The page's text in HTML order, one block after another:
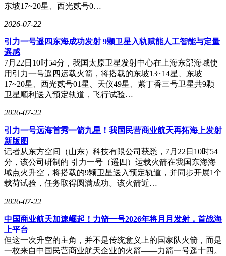
东坡17~20星、西光贰号0…
2026-07-22
引力一号遥四东海成功发射 9颗卫星入轨赋能人工智能与定量
遥感
7月22日10时54分，我国太原卫星发射中心在上海东部海域使
用引力一号遥四运载火箭，将搭载的东坡13~14星、东坡
17~20星、西光贰号01星、天仪49星、紫丁香三号卫星共9颗
卫星顺利送入预定轨道，飞行试验…
2026-07-22
引力一号远海首秀一箭九星！我国民营商业航天再拓海上发射
新版图
记者从东方空间（山东）科技有限公司获悉，7月22日10时54
分，该公司研制的 引力一号（遥四）运载火箭在我国东海海
域点火升空，将搭载的9颗卫星送入预定轨道，并同步开展1个
载荷试验，任务取得圆满成功。该火箭近…
2026-07-22
中国商业航天加速崛起！力箭一号2026年将月月发射，首战海
上平台
但这一次升空的主角，并不是传统意义上的国家队火箭，而是
一枚来自中国民营商业航天企业的火箭——力箭一号遥十四。